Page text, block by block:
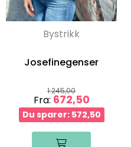
Bystrikk
Josefinegenser
1.245,00
Fra: 672,50
Du sparer: 572,50